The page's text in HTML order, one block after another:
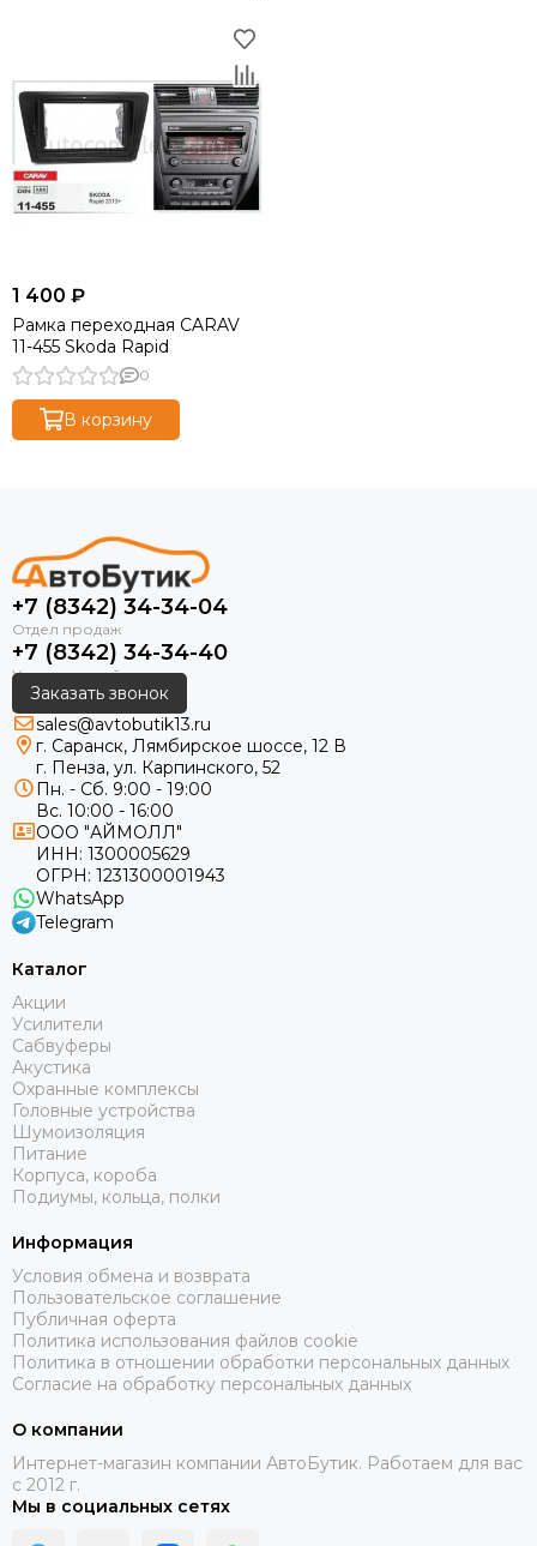
1 400 ₽
Рамка переходная CARAV
11-455 Skoda Rapid
0
В корзину
+7 (8342) 34-34-04
+7 (8342) 34-34-40
Заказать звонок
sales@avtobutik13.ru
г. Саранск, Лямбирское шоссе, 12 В
г. Пенза, ул. Карпинского, 52
Пн. - Сб. 9:00 - 19:00
Вс. 10:00 - 16:00
ООО "АЙМОЛЛ"
ИНН: 1300005629
ОГРН: 1231300001943
WhatsApp
Telegram
Каталог
Акции
Усилители
Сабвуферы
Акустика
Охранные комплексы
Головные устройства
Шумоизоляция
Питание
Корпуса, короба
Подиумы, кольца, полки
Информация
Условия обмена и возврата
Пользовательское соглашение
Публичная оферта
Политика использования файлов cookie
Политика в отношении обработки персональных данных
Согласие на обработку персональных данных
О компании
Интернет-магазин компании АвтоБутик. Работаем для вас
с 2012 г.
Мы в социальных сетях